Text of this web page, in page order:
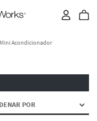
Mini Acondicionador
POR